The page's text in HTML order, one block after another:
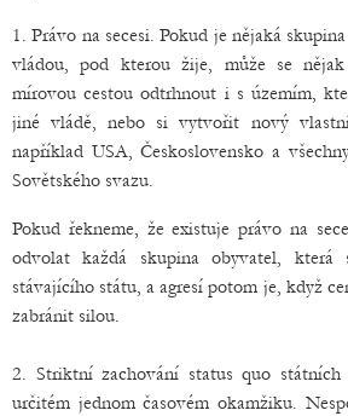
1. Právo na secesi. Pokud je nějaká
vládou, pod kterou žije, může se nějak
mírovou cestou odtrhnout i s územím,
jiné vládě, nebo si vytvořit nový
například USA, Československo a
Sovětského svazu.
Pokud řekneme, že existuje právo na
odvolat každá skupina obyvatel, která
stávajícího státu, a agresí potom je, když
zabránit silou.
2. Striktní zachování status quo
určitém jednom časovém okamžiku.